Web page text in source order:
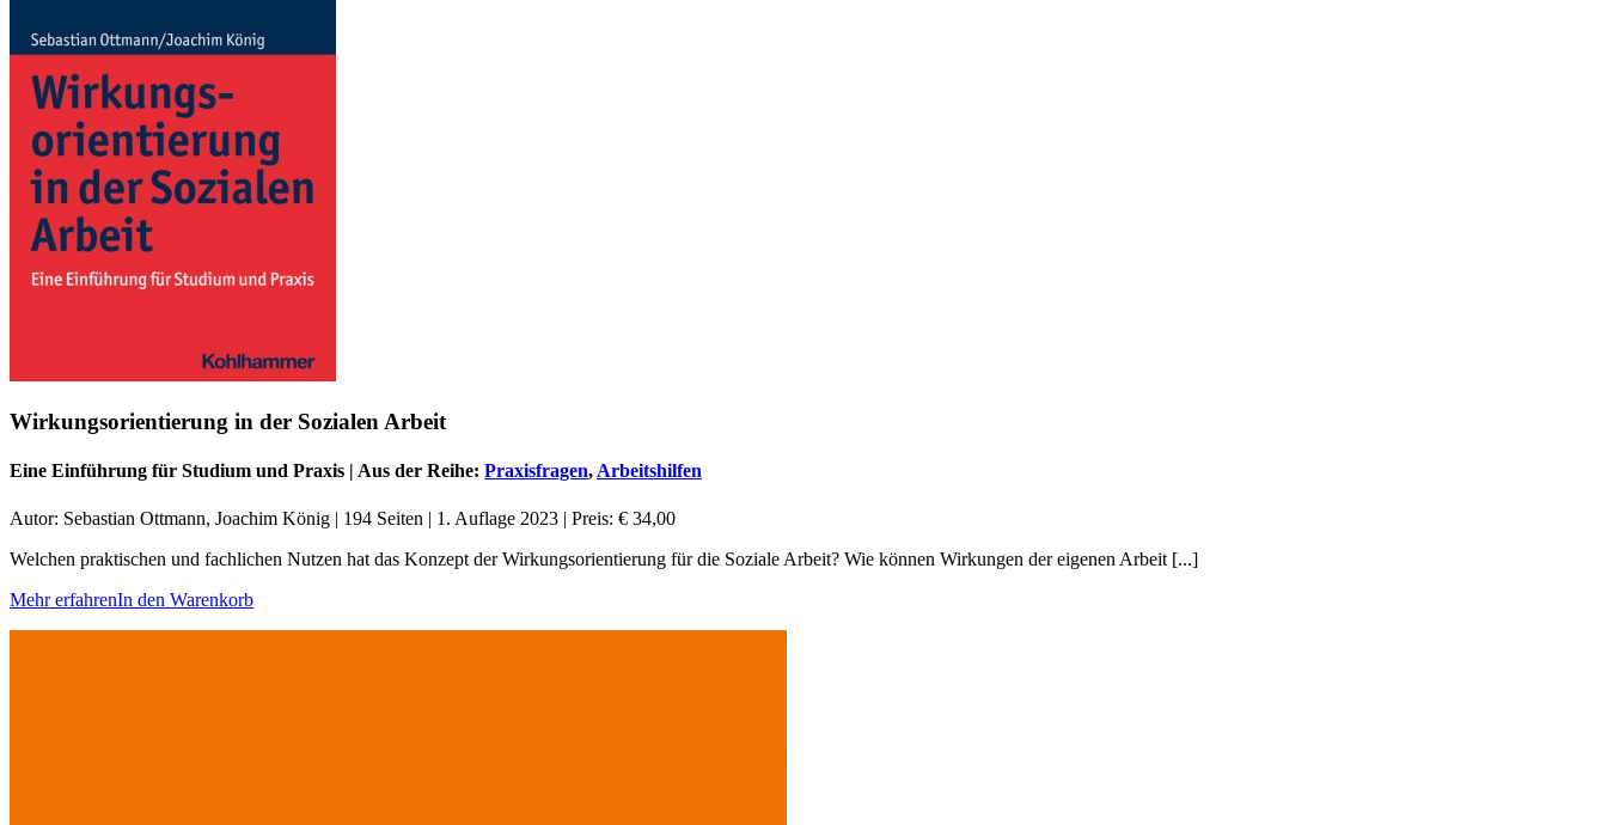
Wirkungsorientierung in der Sozialen Arbeit
Eine Einführung für Studium und Praxis | Aus der Reihe: Praxisfragen, Arbeitshilfen
Autor: Sebastian Ottmann, Joachim König | 194 Seiten | 1. Auflage 2023 | Preis: € 34,00
Welchen praktischen und fachlichen Nutzen hat das Konzept der Wirkungsorientierung für die Soziale Arbeit? Wie können Wirkungen der eigenen Arbeit [...]
Mehr erfahrenIn den Warenkorb